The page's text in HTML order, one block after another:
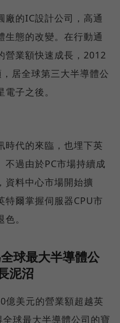
廠的IC設計公司，高通
生態的改變。在行動通
營業額快速成長，2012
居全球第三大半導體公
子之後。
時代的來臨，也埋下英
不過由於PC市場持續成
資料中心市場開始擴
特爾掌握伺服器CPU市
。
球最大半導體公
泥沼
億美元的營業額超越英
球最大半導體公司的寶